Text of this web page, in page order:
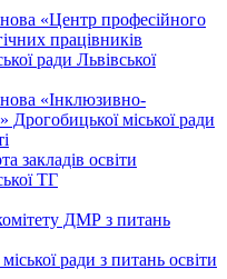
«Центр професійного
працівників
ради Львівської
«Інклюзивно-
Дрогобицької міської ради
закладів освіти
ТГ
ДМР з питань
ради з питань освіти